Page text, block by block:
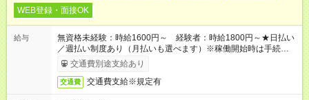
WEB登録・面接OK
給与
無資格未経験：時給1600円～ 経験者：時給1800円～★日払い
／週払い制度あり（月払いも選べます）※稼働開始時は手続き完
了次第のお支払いとなります。
交通費別途支給あり
交通費 交通費支給※規定有